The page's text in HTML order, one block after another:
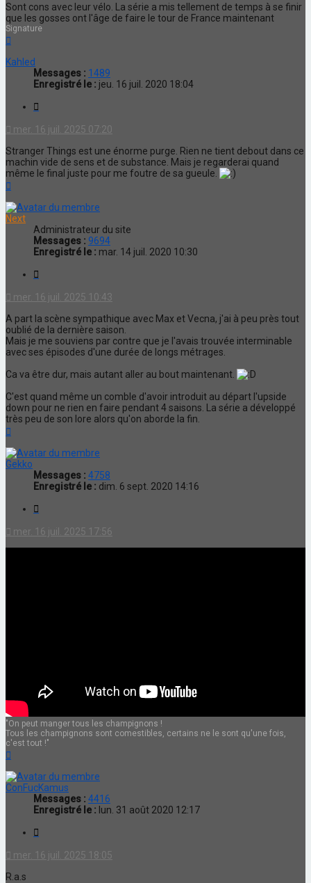
Sont cons avec leur vélo. La série a mis tellement de temps à se finir
que les gosses ont l'âge de faire le tour de France maintenant
Signature
Kahled
Messages : 1489
Enregistré le : jeu. 16 juil. 2020 18:04
mer. 16 juil. 2025 07:20
Stranger Things est une énorme purge. Rien ne tient debout dans ce
machin vide de sens et de substance. Mais je regarderai quand
même le final juste pour me foutre de sa gueule.
Next
Administrateur du site
Messages : 9694
Enregistré le : mar. 14 juil. 2020 10:30
mer. 16 juil. 2025 10:43
A part la scène sympathique avec Max et Vecna, j'ai à peu près tout
oublié de la dernière saison.
Mais je me souviens par contre que je l'avais trouvée interminable
avec ses épisodes d'une durée de longs métrages.
Ca va être dur, mais autant aller au bout maintenant.
C'est quand même un comble d'avoir introduit au départ l'upside
down pour ne rien en faire pendant 4 saisons. La série a développé
très peu de son lore alors qu'on aborde la fin.
Gekko
Messages : 4758
Enregistré le : dim. 6 sept. 2020 14:16
mer. 16 juil. 2025 17:56
"On peut manger tous les champignons !
Tous les champignons sont comestibles, certains ne le sont qu'une fois,
c'est tout !"
ConFucKamus
Messages : 4416
Enregistré le : lun. 31 août 2020 12:17
mer. 16 juil. 2025 18:05
R.a.s